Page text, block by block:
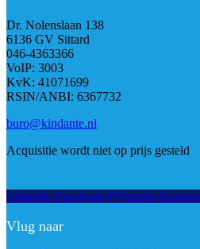
Dr. Nolenslaan 138
6136 GV Sittard
046-4363366
VoIP: 3003
KvK: 41071699
RSIN/ANBI: 6367732
buro@kindante.nl
Acquisitie wordt niet op prijs gesteld
Linkedin Facebook-fYoutube
Vlug naar